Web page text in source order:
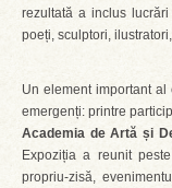
rezultată a inclus
poeți, sculptori,
Un element important
emergenți: printre
Academia de Artă și
Expoziția a reunit
propriu-zisă,